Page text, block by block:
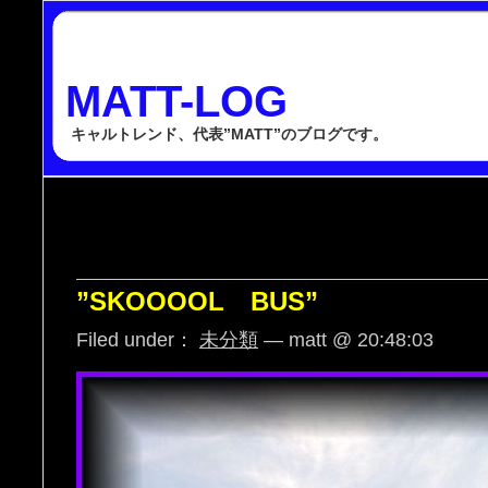
MATT-LOG
キャルトレンド、代表”MATT”のブログです。
”SKOOOOL BUS”
Filed under： 未分類 — matt @ 20:48:03